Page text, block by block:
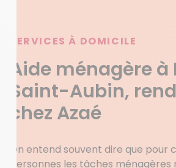
SERVICES À DOMICILE
Aide ménagère à
Saint-Aubin,
chez Azaé
On entend souvent dire que pour
personnes les tâches ménagères